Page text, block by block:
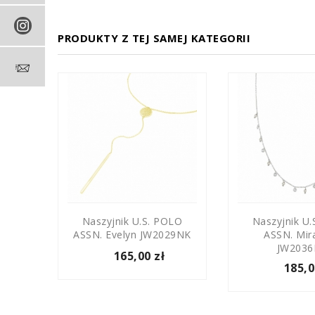
PRODUKTY Z TEJ SAMEJ KATEGORII
Naszyjnik U.S. POLO
ASSN. Evelyn JW2029NK
165,00 zł
Naszyjnik
ASSN.